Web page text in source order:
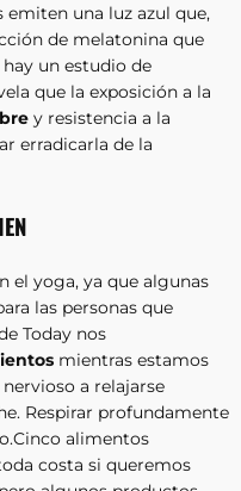
una luz azul que,
de melatonina que
un estudio de
que la exposición a la
y resistencia a la
erradicarla de la
el yoga, ya que algunas
las personas que
Today nos
mientras estamos
a relajarse
Respirar profundamente
alimentos
costa si queremos